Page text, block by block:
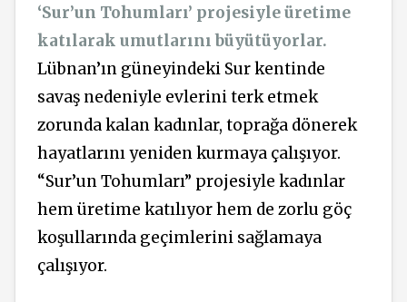
‘Sur’un Tohumları’ projesiyle üretime
katılarak umutlarını büyütüyorlar.
Lübnan’ın güneyindeki Sur kentinde
savaş nedeniyle evlerini terk etmek
zorunda kalan kadınlar, toprağa dönerek
hayatlarını yeniden kurmaya çalışıyor.
“Sur’un Tohumları” projesiyle kadınlar
hem üretime katılıyor hem de zorlu göç
koşullarında geçimlerini sağlamaya
çalışıyor.